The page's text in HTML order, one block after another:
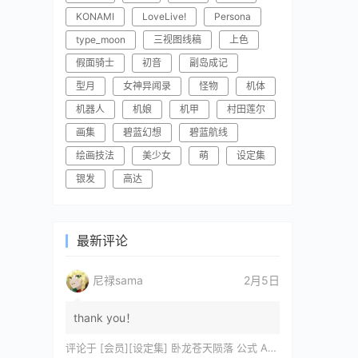
KONAMI LoveLive!
Persona
type_moon
三视图线稿
上色
假面骑士
初音
副岛成记
型月
女神异闻录 怪物
机体
机器人
机娘 机甲
村田莲尔
画集
碧蓝幻想
碧蓝航线
绘画技法
美少女 萌
设定集
银发
高达
最新评论
尼禄sama 2月5日
thank you！
评论于 [会员][设定集] 卧龙苍天陨落 公式 ARTWORKS[DL]